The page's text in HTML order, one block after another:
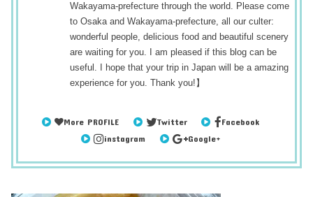
Wakayama-prefecture through the world. Please come
to Osaka and Wakayama-prefecture, all our culter:
wonderful people, delicious food and beautiful scenery
are waiting for you. I am pleased if this blog can be
useful. I hope that your trip in Japan will be a amazing
experience for you. Thank you!】
More PROFILE Twitter
Facebook
instagram
Google+